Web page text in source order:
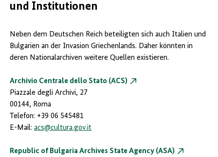
und Institutionen
Neben dem Deutschen Reich beteiligten sich auch Italien und
Bulgarien an der Invasion Griechenlands. Daher könnten in
deren Nationalarchiven weitere Quellen existieren.
Archivio Centrale dello Stato (ACS)
Piazzale degli Archivi, 27
00144, Roma
Telefon: +39 06 545481
E-Mail: acs@cultura.gov.it
Republic of Bulgaria Archives State Agency (ASA)